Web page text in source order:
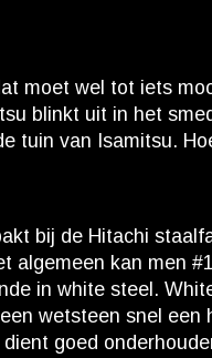
moet wel tot iets
blinkt uit in het
tuin van Isamitsu.
bij de Hitachi
kan men
in white steel.
wetsteen snel een
goed